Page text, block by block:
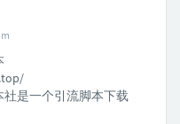
是一个引流脚本下载